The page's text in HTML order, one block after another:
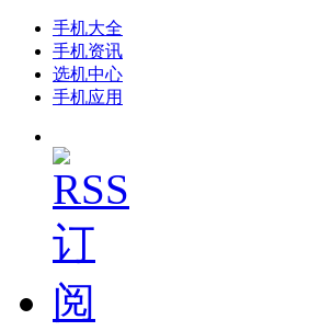
手机大全
手机资讯
选机中心
手机应用